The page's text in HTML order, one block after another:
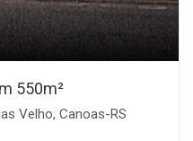
550m²
Velho, Canoas-RS